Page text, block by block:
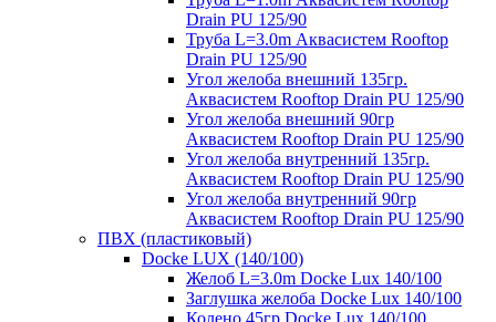
Drain PU 125/90
Труба L=3.0m Аквасистем Rooftop
Drain PU 125/90
Угол желоба внешний 135гр.
Аквасистем Rooftop Drain PU 125/90
Угол желоба внешний 90гр
Аквасистем Rooftop Drain PU 125/90
Угол желоба внутренний 135гр.
Аквасистем Rooftop Drain PU 125/90
Угол желоба внутренний 90гр
Аквасистем Rooftop Drain PU 125/90
ПВХ (пластиковый)
Docke LUX (140/100)
Желоб L=3.0m Docke Lux 140/100
Заглушка желоба Docke Lux 140/100
Колено 45гр Docke Lux 140/100